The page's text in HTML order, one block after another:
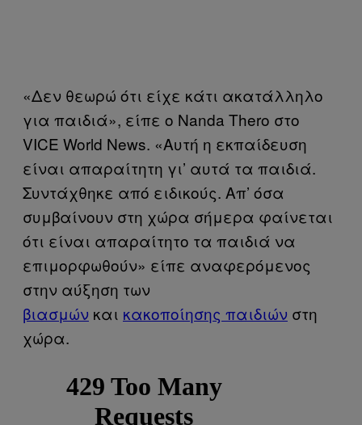
«Δεν θεωρώ ότι είχε κάτι ακατάλληλο
για παιδιά», είπε ο Nanda Thero στο
VICE World News. «Αυτή η εκπαίδευση
είναι απαραίτητη γι’ αυτά τα παιδιά.
Συντάχθηκε από ειδικούς. Απ’ όσα
συμβαίνουν στη χώρα σήμερα φαίνεται
ότι είναι απαραίτητο τα παιδιά να
επιμορφωθούν» είπε αναφερόμενος
στην αύξηση των
βιασμών και κακοποίησης παιδιών στη
χώρα.